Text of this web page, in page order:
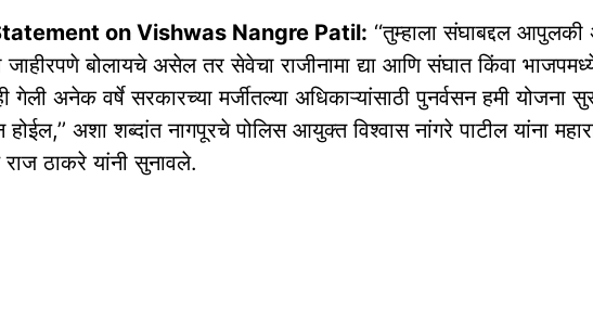
on Vishwas Nangre Patil: ‘‘तुम्हाला संघाबद्दल
जाहीरपणे बोलायचे असेल तर सेवेचा राजीनामा द्या आणि संघात किंवा
गेली अनेक वर्षे सरकारच्या मर्जीतल्या अधिकाऱ्यांसाठी पुनर्वसन हमी योजना
अशा शब्दांत नागपूरचे पोलिस आयुक्त विश्वास नांगरे पाटील यांना
राज ठाकरे यांनी सुनावले.